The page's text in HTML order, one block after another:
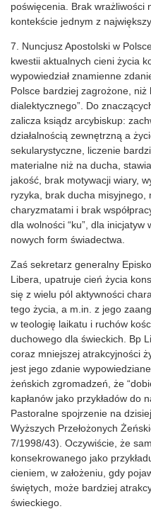
poświęcenia. Brak wrażliwości
kontekście jednym z
7. Nuncjusz Apostolski w
kwestii aktualnych cieni życia
wypowiedział znamienne
Polsce bardziej zagrożone, niż
dialektycznego”. Do
zalicza ksiądz arcybiskup:
działalnością zewnętrzną a
sekularystyczne, liczenie
materialne niż na ducha,
jakość, brak motywacji wiary,
ryzyka, brak ducha misyjnego,
charyzmatami i brak
dla wolności “ku”, dla
nowych form świadectwa.
Zaś sekretarz generalny
Libera, upatruje cień życia
się z wielu pól aktywności
tego życia, a m.in. z jego
w teologię laikatu i ruchów
duchowego dla świeckich. Bp
coraz mniejszej atrakcyjności
jest jego zdanie
żeńskich zgromadzeń, że
kapłanów jako przykładów do
Pastoralne spojrzenie na
Wyższych Przełożonych
7/1998/43). Oczywiście, że
konsekrowanego jako
cieniem, w założeniu, gdy
świętych, może bardziej
świeckiego.